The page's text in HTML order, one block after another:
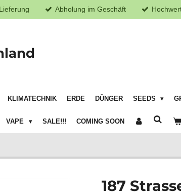
Abholung im Geschäft
KLIMATECHNIK ERDE DÜNGER SEEDS
VAPE SALE!!! COMING SOON
187